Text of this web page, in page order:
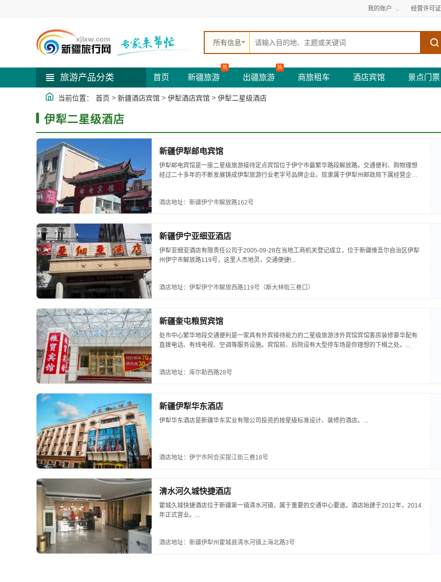
我的账户 经营许可证
所有信息
旅游产品分类 首页 新疆旅游
热
出疆旅游
热
商旅租车 酒店宾馆 景点门票
当前位置： 首页 > 新疆酒店宾馆 > 伊犁酒店宾馆 > 伊犁二星级酒店
伊犁二星级酒店
新疆伊犁邮电宾馆
伊犁邮电宾馆是一座二星级旅游接待定点宾馆位于伊宁市最繁华路段解放路。交通便利、购物理想
经过二十多年的不断发展铸成伊犁旅游行业老字号品牌企业。现隶属于伊犁州邮政局下属经营企
酒店地址：新疆伊宁市解放路162号
新疆伊宁亚细亚酒店
伊犁亚细亚酒店有限责任公司于2005-09-28在当地工商机关登记成立，位于新疆维吾尔自治区伊犁
州伊宁市解放路119号，这里人杰地灵，交通便捷!...
酒店地址：伊犁伊宁市解放西路119号（斯大林街三巷口）
新疆奎屯粮贸宾馆
处市中心繁华地段交通便利是一家具有外宾接待能力的二星级旅游涉外宾馆宾馆客房装修豪华配有
直拨电话、有线电视、空调等服务设施。宾馆前、后院设有大型停车场是你理想的下榻之处。...
酒店地址：库尔勒西路28号
新疆伊犁华东酒店
伊犁华东酒店是新疆华东实业有限公司投资的按星级标准设计、装修的酒店。...
酒店地址：伊宁市阿合买提江街三巷18号
清水河久城快捷酒店
霍城久城快捷酒店位于新疆第一镇清水河镇，属于重要的交通中心要道。酒店始建于2012年，2014
年正式营业。...
酒店地址：新疆伊犁州霍城县清水河镇上海北路3号